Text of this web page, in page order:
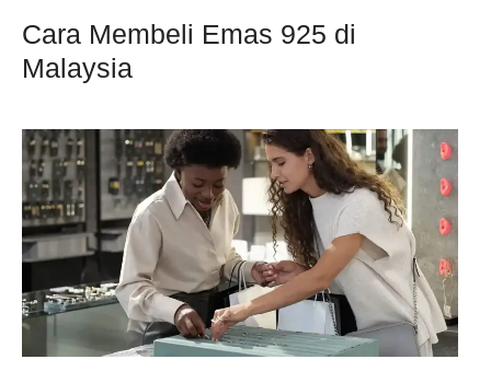
Cara Membeli Emas 925 di
Malaysia